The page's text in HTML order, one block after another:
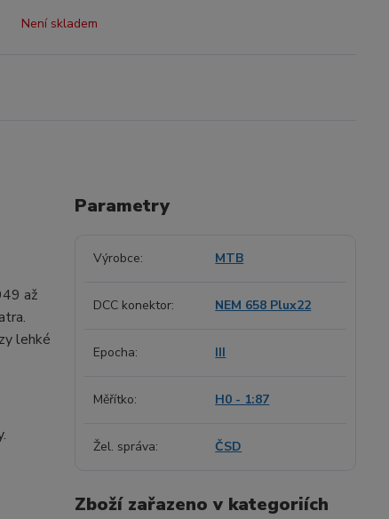
Není skladem
až
lehké
Parametry
Výrobce MTB
DCC konektor NEM 658 Plux22
Epocha III
Měřítko H0 - 1:87
Žel. správa ČSD
Zboží zařazeno v kategoriích